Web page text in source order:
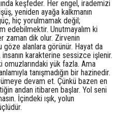
keşfeder. Her engel, irademizi
yeniden ayağa kalkmanın
hiç yorulmamak değil;
edebilmektir. Unutmayalım ki
zaman dik olur. Zirvenin
göze alanlara görünür. Hayat da
karakterine sessizce işlenir.
omuzlarındaki yük fazla. Ama
tanışmadığın bir hazinedir.
devam et. Çünkü bazen en
andan itibaren başlar. Yol seni
İçindeki ışık, yolun